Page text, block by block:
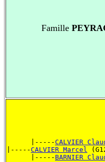
Famille
      |-----
CALVIER
|-----CALVIER Marcel
      |-----
BARNIER